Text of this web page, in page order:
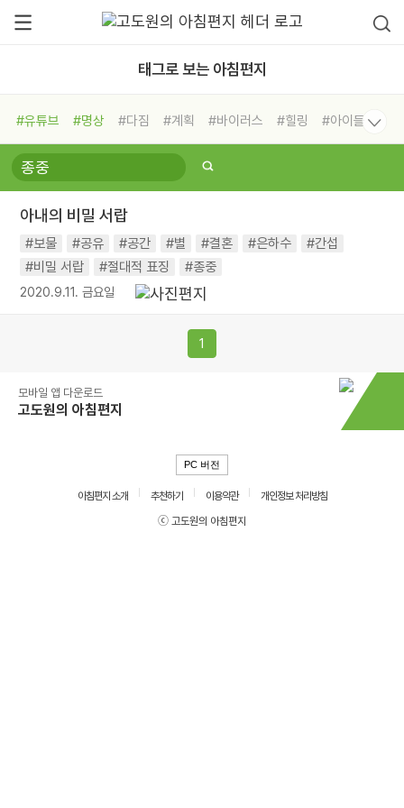
태그로 보는 아침편지
#유튜브 #명상 #다짐 #계획 #바이러스 #힐링
#아이들
#비전캠프
#독서캠프 #삶
#희망
#나눔 #친구 #링컨학교
#독서
#건강 #면역력
아내의 비밀 서랍
#보물 #공유 #공간 #별 #결혼 #은하수
#간섭
#비밀 서랍
#절대적 표징 #종중
2020.9.11. 금요일
1
모바일 앱 다운로드
고도원의 아침편지
PC 버전
아침편지 소개 추천하기 이용약관
개인정보 처리방침
ⓒ 고도원의 아침편지